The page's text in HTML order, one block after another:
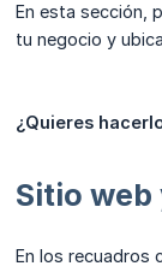
En esta sección,
tu negocio y
¿Quieres
Sitio web
En los recuadros